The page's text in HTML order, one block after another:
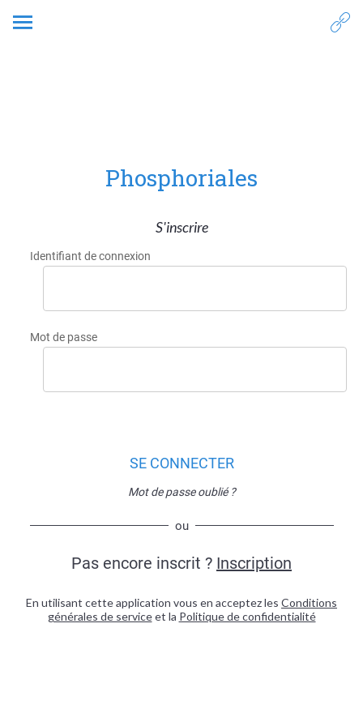
Phosphoriales
S'inscrire
Identifiant de connexion
Mot de passe
SE CONNECTER
Mot de passe oublié ?
ou
Pas encore inscrit ? Inscription
En utilisant cette application vous en acceptez les Conditions
générales de serviceet la Politique de confidentialité